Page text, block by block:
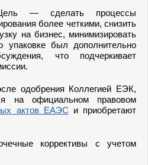
— сделать процессы
более четкими, снизить
на бизнес, минимизировать
упаковке был дополнительно
что подчеркивает
одобрения Коллегией ЕЭК,
на официальном правовом
актов ЕАЭС и приобретают
коррективы с учетом